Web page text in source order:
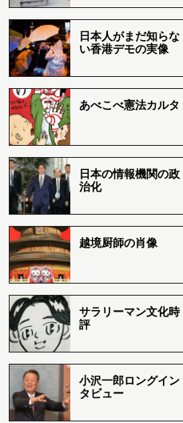
日本人がまだ知らな
い香港デモの実像
あべこべ憲法カルタ
日本の情報機関の政
治化
越境厨師の肖像
サラリーマン文化時
評
小沢一郎ロングイン
タビュー